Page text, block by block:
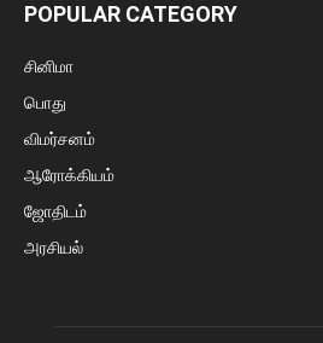
POPULAR CATEGORY
சினிமா
பொது
விமர்சனம்
ஆரோக்கியம்
ஜோதிடம்
அரசியல்